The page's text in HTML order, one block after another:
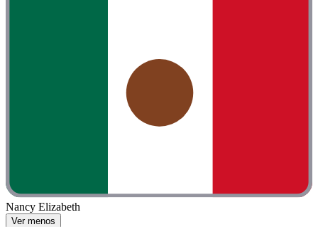
Nancy Elizabeth
Ver menos